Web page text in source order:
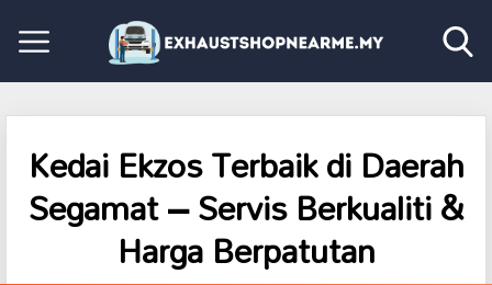
Kedai Ekzos Terbaik di Daerah
Segamat – Servis Berkualiti &
Harga Berpatutan